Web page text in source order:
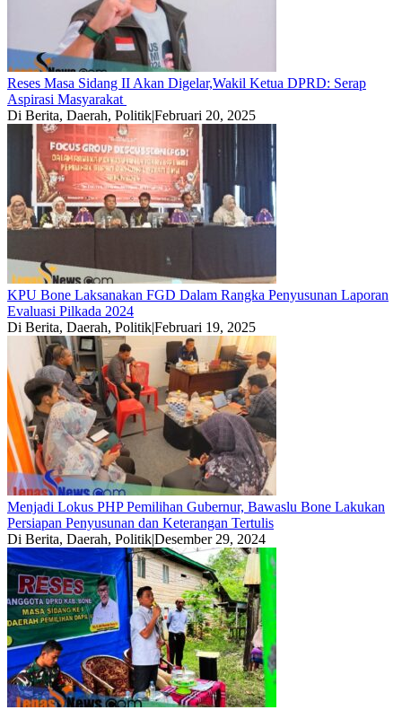
Reses Masa Sidang II Akan Digelar,Wakil Ketua DPRD: Serap
Aspirasi Masyarakat
Di Berita, Daerah, Politik|Februari 20, 2025
KPU Bone Laksanakan FGD Dalam Rangka Penyusunan Laporan
Evaluasi Pilkada 2024
Di Berita, Daerah, Politik|Februari 19, 2025
Menjadi Lokus PHP Pemilihan Gubernur, Bawaslu Bone Lakukan
Persiapan Penyusunan dan Keterangan Tertulis
Di Berita, Daerah, Politik|Desember 29, 2024